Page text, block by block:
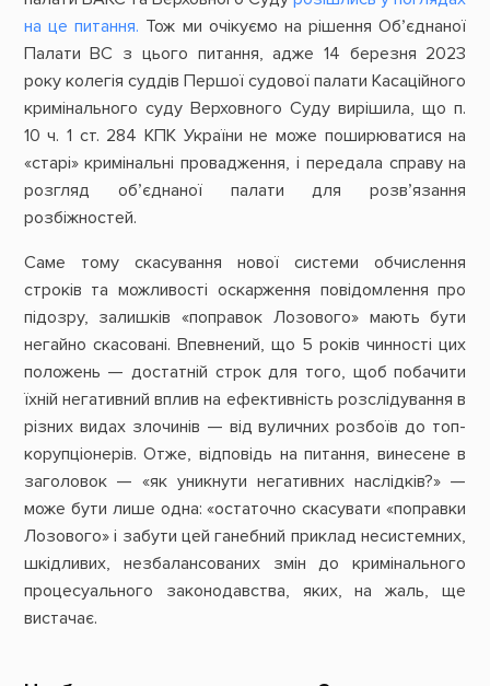
на це питання. Тож ми очікуємо на рішення Обʼєднаної
Палати ВС з цього питання, адже 14 березня 2023
року колегія суддів Першої судової палати Касаційного
кримінального суду Верховного Суду вирішила, що п.
10 ч. 1 ст. 284 КПК України не може поширюватися на
«старі» кримінальні провадження, і передала справу на
розгляд об’єднаної палати для розв’язання
розбіжностей.
Саме тому скасування нової системи обчислення
строків та можливості оскарження повідомлення про
підозру, залишків «поправок Лозового» мають бути
негайно скасовані. Впевнений, що 5 років чинності цих
положень — достатній строк для того, щоб побачити
їхній негативний вплив на ефективність розслідування в
різних видах злочинів — від вуличних розбоїв до топ-
корупціонерів. Отже, відповідь на питання, винесене в
заголовок — «як уникнути негативних наслідків?» —
може бути лише одна: «остаточно скасувати «поправки
Лозового» і забути цей ганебний приклад несистемних,
шкідливих, незбалансованих змін до кримінального
процесуального законодавства, яких, на жаль, ще
вистачає.